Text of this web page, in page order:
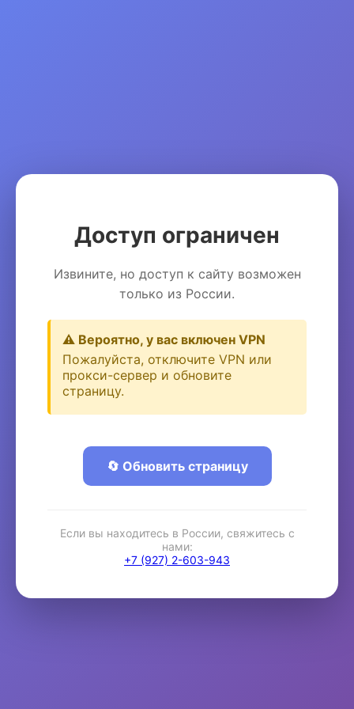
Доступ ограничен
Извините, но доступ к сайту возможен
только из России.
⚠️ Вероятно, у вас включен VPN
Пожалуйста, отключите VPN или
прокси-сервер и обновите
страницу.
🔄 Обновить страницу
Если вы находитесь в России, свяжитесь с
нами:
+7 (927) 2-603-943